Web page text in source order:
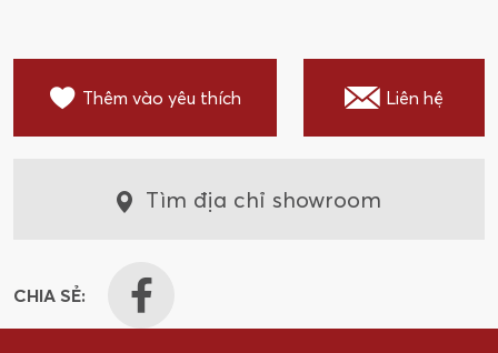
Thêm vào yêu thích Liên hệ
Tìm địa chỉ showroom
CHIA SẺ: